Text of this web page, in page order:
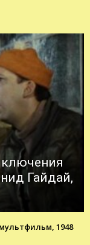
Гайдай,
1948